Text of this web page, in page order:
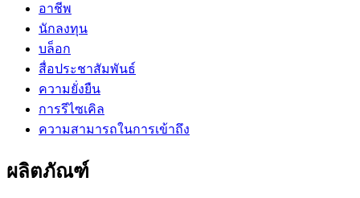
อาชีพ
นักลงทุน
บล็อก
สื่อประชาสัมพันธ์
ความยั่งยืน
การรีไซเคิล
ความสามารถในการเข้าถึง
ผลิตภัณฑ์